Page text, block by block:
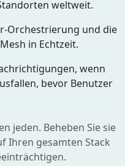
weltweit.
Orchestrierung und die
in Echtzeit.
wenn
bevor Benutzer
jeden. Beheben Sie sie
Ihren gesamten Stack